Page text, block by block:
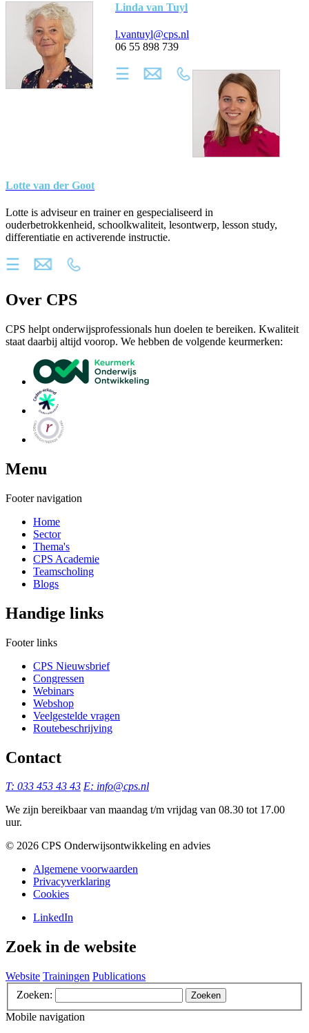
Linda van Tuyl
l.vantuyl@cps.nl
06 55 898 739
Lotte van der Goot
Lotte is adviseur en trainer en gespecialiseerd in
ouderbetrokkenheid, schoolkwaliteit, lesontwerp, lesson study,
differentiatie en activerende instructie.
Over CPS
CPS helpt onderwijsprofessionals hun doelen te bereiken. Kwaliteit
staat daarbij altijd voorop. We hebben de volgende keurmerken:
Menu
Footer navigation
Home
Sector
Thema's
CPS Academie
Teamscholing
Blogs
Handige links
Footer links
CPS Nieuwsbrief
Congressen
Webinars
Webshop
Veelgestelde vragen
Routebeschrijving
Contact
T: 033 453 43 43 E: info@cps.nl
We zijn bereikbaar van maandag t/m vrijdag van 08.30 tot 17.00
uur.
©️ 2026 CPS Onderwijsontwikkeling en advies
Algemene voorwaarden
Privacyverklaring
Cookies
LinkedIn
Zoek in de website
Website Trainingen Publications
Zoeken:
Zoeken
Mobile navigation